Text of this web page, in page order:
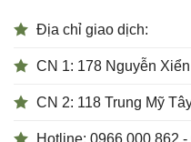
Địa chỉ giao dịch:
CN 1: 178 Nguyễn
CN 2: 118 Trung Mỹ